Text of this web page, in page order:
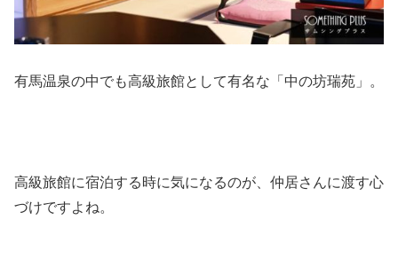
有馬温泉の中でも高級旅館として有名な「中の坊瑞苑」。
高級旅館に宿泊する時に気になるのが、仲居さんに渡す心
づけですよね。